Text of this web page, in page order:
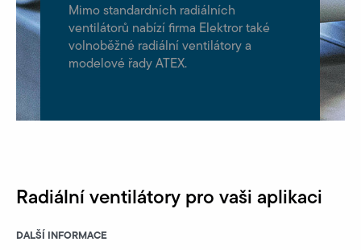
Mimo standardních radiálních
ventilátorů nabízí firma Elektror také
volnoběžné radiální ventilátory a
modelové řady ATEX.
Radiální ventilátory pro vaši aplikaci
DALŠÍ INFORMACE